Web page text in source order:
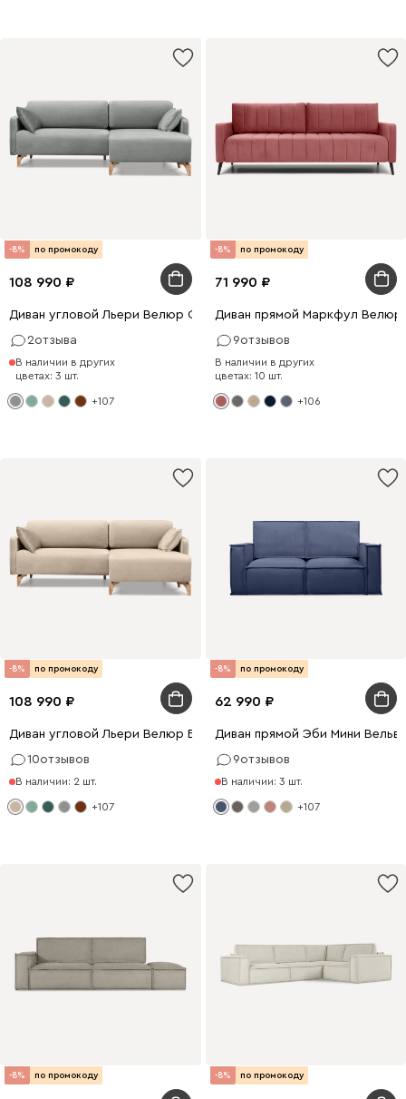
-8% по промокоду
108 990
Диван угловой Льери Велюр Светло-серый
2отзыва
В наличии в других
цветах: 3 шт.
+107
-8% по промокоду
71 990
Диван прямой Маркфул Велюр
9отзывов
В наличии в других
цветах: 10 шт.
+106
-8% по промокоду
108 990
Диван угловой Льери Велюр Бежевый
10отзывов
В наличии: 2 шт.
+107
-8% по промокоду
62 990
Диван прямой Эби Мини
9отзывов
В наличии: 3 шт.
+107
-8% по промокоду -8% по промокоду